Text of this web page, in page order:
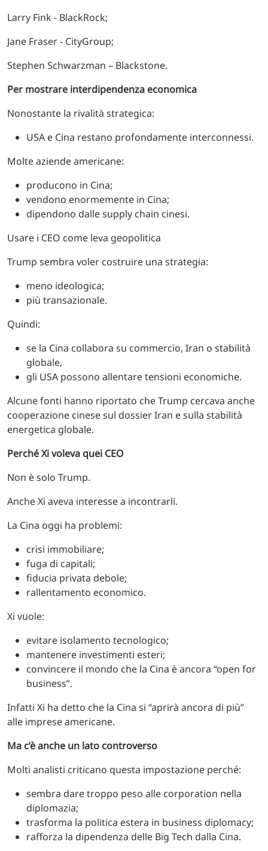
Larry Fink - BlackRock;
Jane Fraser - CityGroup;
Stephen Schwarzman – Blackstone.
Per mostrare interdipendenza economica
Nonostante la rivalità strategica:
USA e Cina restano profondamente interconnessi.
Molte aziende americane:
producono in Cina;
vendono enormemente in Cina;
dipendono dalle supply chain cinesi.
Usare i CEO come leva geopolitica
Trump sembra voler costruire una strategia:
meno ideologica;
più transazionale.
Quindi:
se la Cina collabora su commercio, Iran o stabilità
globale,
gli USA possono allentare tensioni economiche.
Alcune fonti hanno riportato che Trump cercava anche
cooperazione cinese sul dossier Iran e sulla stabilità
energetica globale.
Perché Xi voleva quei CEO
Non è solo Trump.
Anche Xi aveva interesse a incontrarli.
La Cina oggi ha problemi:
crisi immobiliare;
fuga di capitali;
fiducia privata debole;
rallentamento economico.
Xi vuole:
evitare isolamento tecnologico;
mantenere investimenti esteri;
convincere il mondo che la Cina è ancora “open for
business”.
Infatti Xi ha detto che la Cina si “aprirà ancora di più”
alle imprese americane.
Ma c’è anche un lato controverso
Molti analisti criticano questa impostazione perché:
sembra dare troppo peso alle corporation nella
diplomazia;
trasforma la politica estera in business diplomacy;
rafforza la dipendenza delle Big Tech dalla Cina.